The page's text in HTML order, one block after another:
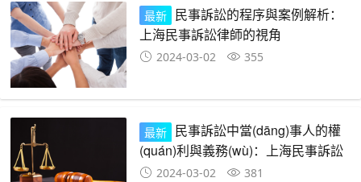
最新 民事訴訟的程序與案例解析：
上海民事訴訟律師的視角
2024-03-02 355
最新 民事訴訟中當(dāng)事人的權
(quán)利與義務(wù)：上海民事訴訟
律師的深度解析
2024-03-02 381